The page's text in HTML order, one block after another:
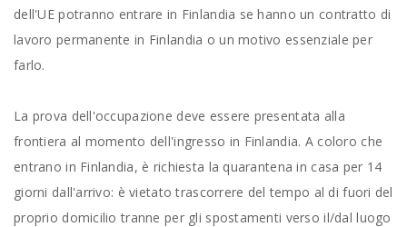
dell'UE potranno entrare in Finlandia se hanno un contratto di
lavoro permanente in Finlandia o un motivo essenziale per
farlo.
La prova dell'occupazione deve essere presentata alla
frontiera al momento dell'ingresso in Finlandia. A coloro che
entrano in Finlandia, è richiesta la quarantena in casa per 14
giorni dall'arrivo: è vietato trascorrere del tempo al di fuori del
proprio domicilio tranne per gli spostamenti verso il/dal luogo